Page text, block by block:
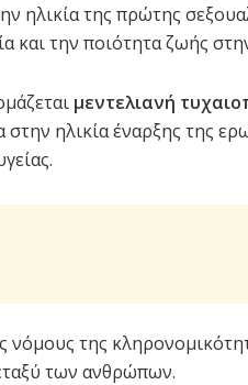
ηλικία της πρώτης
και την ποιότητα ζωής
μεντελιανή
ηλικία έναρξης της
νόμους της
των ανθρώπων.